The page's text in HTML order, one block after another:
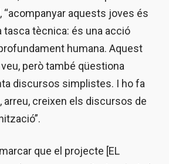
“acompanyar aquests joves és
tasca tècnica: és una acció
humana. Aquest
però també qüestiona
discursos simplistes. I ho fa
arreu, creixen els discursos de
que el projecte [EL